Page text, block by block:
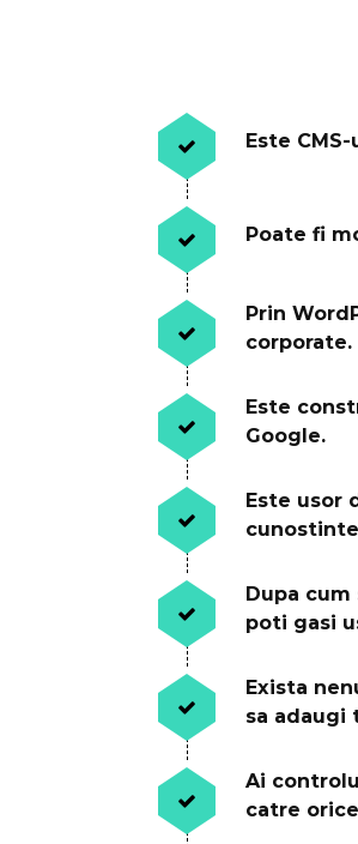
Este
Poate fi
Prin
corporate.
Este
Google.
Este usor
Dupa
poti gasi
Exista
sa adaugi
Ai
catre